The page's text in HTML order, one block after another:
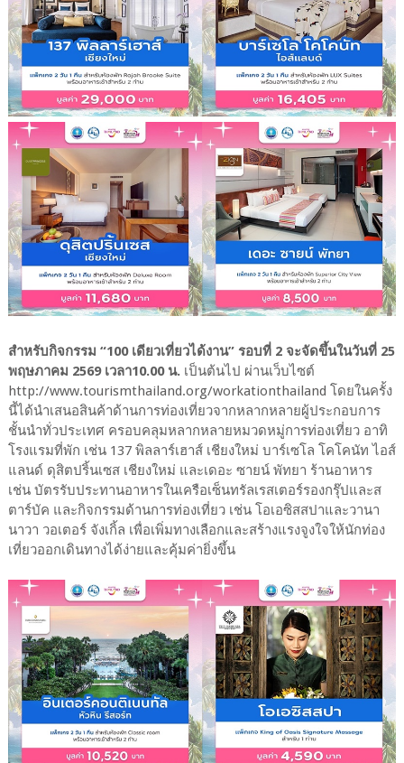
สำหรับกิจกรรม “100 เดียวเที่ยวได้งาน” รอบที่ 2 จะจัดขึ้นในวันที่ 25
พฤษภาคม 2569 เวลา10.00 น.เป็นต้นไป ผ่านเว็บไซต์
http://www.tourismthailand.org/workationthailand โดยในครั้ง
นี้ได้นำเสนอสินค้าด้านการท่องเที่ยวจากหลากหลายผู้ประกอบการ
ชั้นนำทั่วประเทศ ครอบคลุมหลากหลายหมวดหมู่การท่องเที่ยว อาทิ
โรงแรมที่พัก เช่น 137 พิลลาร์เฮาส์ เชียงใหม่ บาร์เซโล โคโคนัท ไอส์
แลนด์ ดุสิตปริ้นเซส เชียงใหม่ และเดอะ ซายน์ พัทยา ร้านอาหาร
เช่น บัตรรับประทานอาหารในเครือเซ็นทรัลเรสเตอร์รองกรุ๊ปและส
ตาร์บัค และกิจกรรมด้านการท่องเที่ยว เช่น โอเอซิสสปาและวานา
นาวา วอเตอร์ จังเกิ้ล เพื่อเพิ่มทางเลือกและสร้างแรงจูงใจให้นักท่อง
เที่ยวออกเดินทางได้ง่ายและคุ้มค่ายิ่งขึ้น